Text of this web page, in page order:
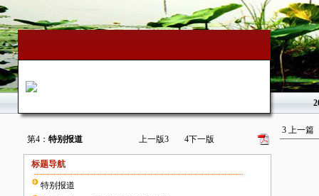
第4： 特别报道 上一版3 4下一版
标题导航
特别报道
3 上一篇